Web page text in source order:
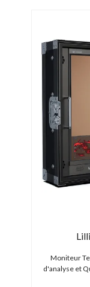
Moniteur
d'analyse et